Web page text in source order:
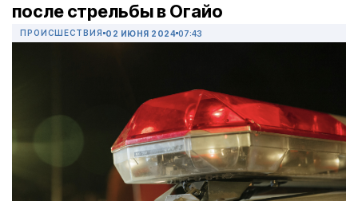
после стрельбы в Огайо
ПРОИСШЕСТВИЯ 02 ИЮНЯ 2024 07:43